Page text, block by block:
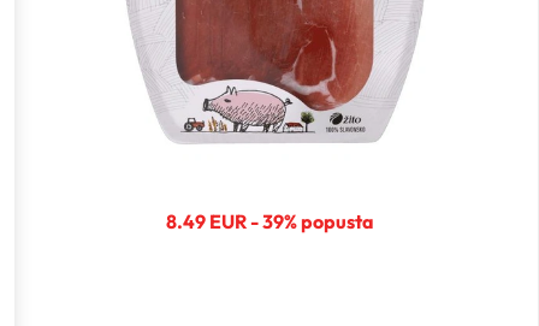
8.49 EUR - 39% popusta